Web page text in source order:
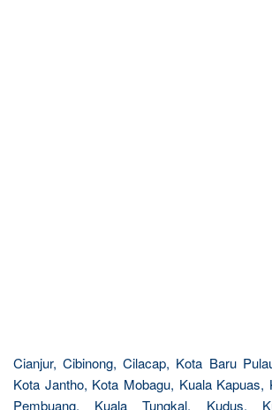
Cianjur, Cibinong, Cilacap, Kota Baru
Kota Jantho, Kota Mobagu, Kuala Kapuas,
Pembuang, Kuala Tungkal, Kudus,